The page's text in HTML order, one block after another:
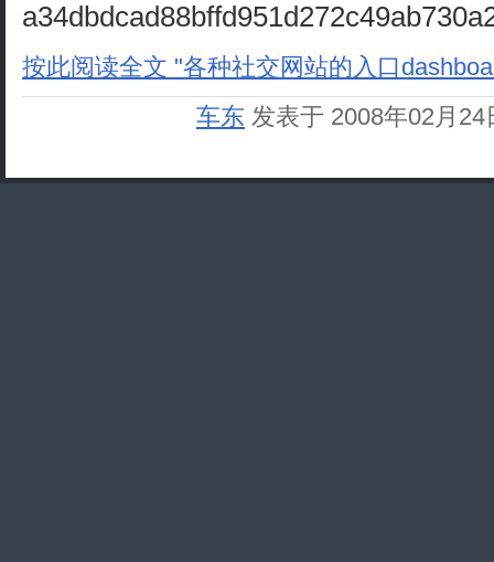
按此阅读全文 "各种社交网站的入口
车东 发表于 2008年02月